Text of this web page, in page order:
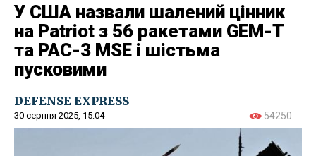
У США назвали шалений цінник
на Patriot з 56 ракетами GEM-T
та PAC-3 MSE і шістьма
пусковими
DEFENSE EXPRESS
30 серпня 2025, 15:04 54250